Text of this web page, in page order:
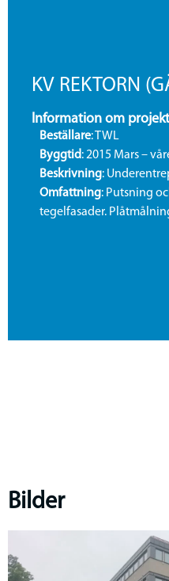
KV REKTORN
Information om
Beställare: TWL
Byggtid: 2015 Mars –
Beskrivning:
Omfattning: Putsning
tegelfasader.
Bilder